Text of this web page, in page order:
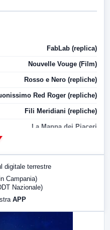
FabLab (replica)
Nouvelle Vouge (Film)
Rosso e Nero (repliche)
Red Roger (repliche)
Fili Meridiani (repliche)
La Mappa dei Piaceri
LabNews (replica)
digitale terrestre
Campania)
Nazionale)
APP